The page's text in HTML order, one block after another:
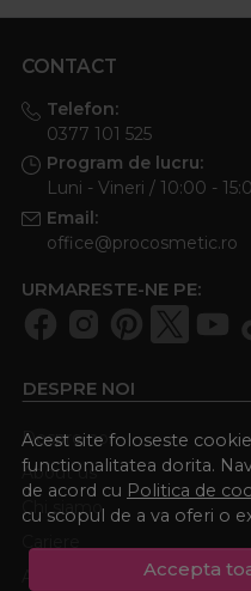
Acest site foloseste
functionalitatea dorita.
de acord cu Politica de
cu scopul de a va oferi o
Accepta
CONTACT
Telefon:
0377 101 525
Program de lucru:
Luni - Vineri / 10:00 -
Email:
office@procosmetic.ro
URMARESTE-NE PE:
DESPRE NOI
Despre noi
About us
Chi siamo
Academia Procosmetic